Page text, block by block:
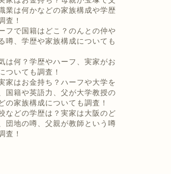
業は何かなどの家族構成や学歴
査！
フで国籍はどこ？のんとの仲や
噂、学歴や家族構成についても
は何？学歴やハーフ、実家がお
ついても調査！
家はお金持ち？ハーフや大学を
国籍や英語力、父が大学教授の
の家族構成についても調査！
などの学歴は？実家は大阪のど
団地の噂、父親が教師という噂
査！